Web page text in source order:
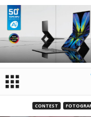
CONTEST